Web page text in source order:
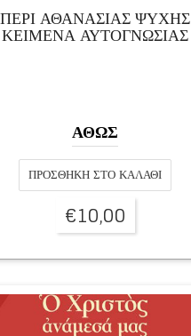
ΠΕΡΙ ΑΘΑΝΑΣΙΑΣ ΨΥΧΗΣ
ΚΕΙΜΕΝΑ ΑΥΤΟΓΝΩΣΙΑΣ
ΑΘΩΣ
ΠΡΟΣΘΉΚΗ ΣΤΟ ΚΑΛΆΘΙ
€10,00